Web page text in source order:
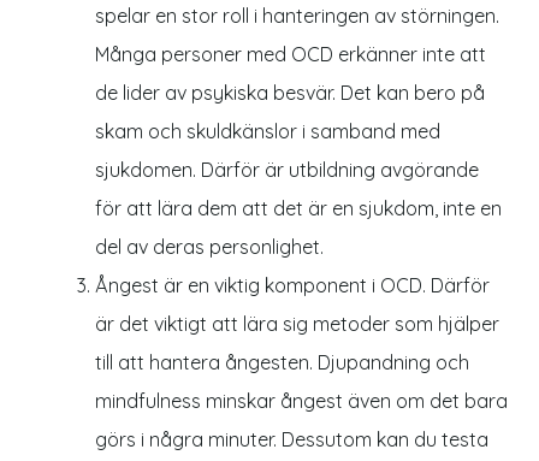
spelar en stor roll i hanteringen av störningen.
Många personer med OCD erkänner inte att
de lider av psykiska besvär. Det kan bero på
skam och skuldkänslor i samband med
sjukdomen. Därför är utbildning avgörande
för att lära dem att det är en sjukdom, inte en
del av deras personlighet.
Ångest är en viktig komponent i OCD. Därför
är det viktigt att lära sig metoder som hjälper
till att hantera ångesten. Djupandning och
mindfulness minskar ångest även om det bara
görs i några minuter. Dessutom kan du testa